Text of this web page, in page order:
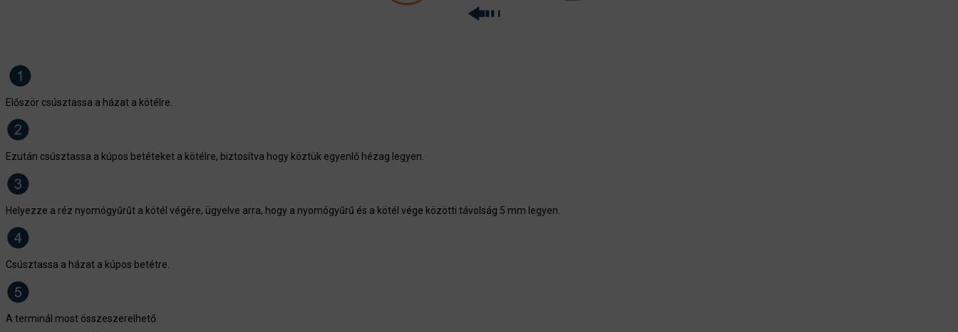
Először csúsztassa a házat a kötélre.
Ezután csúsztassa a kúpos betéteket a kötélre, biztosítva hogy köztük egyenlő hézag legyen.
Helyezze a réz nyomógyűrűt a kötél végére, ügyelve arra, hogy a nyomógyűrű és a kötél vége közötti távolság 5 mm legyen.
Csúsztassa a házat a kúpos betétre.
A terminál most összeszerelhető.